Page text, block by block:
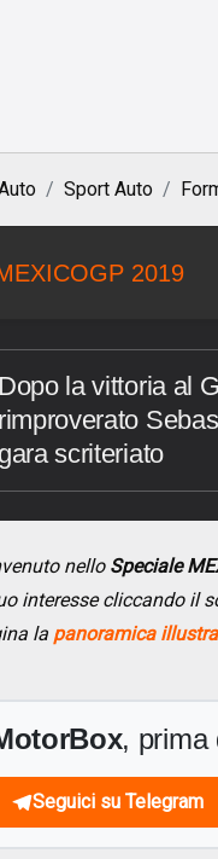
Sport Auto
2019
Dopo la vittoria al
rimproverato
gara scriteriato
nello Speciale
interesse cliccando il
la panoramica
, prima
Seguici su Telegram